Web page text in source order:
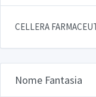
CELLERA
Nome Fantasia